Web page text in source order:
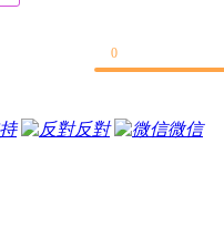
0
反對 微信